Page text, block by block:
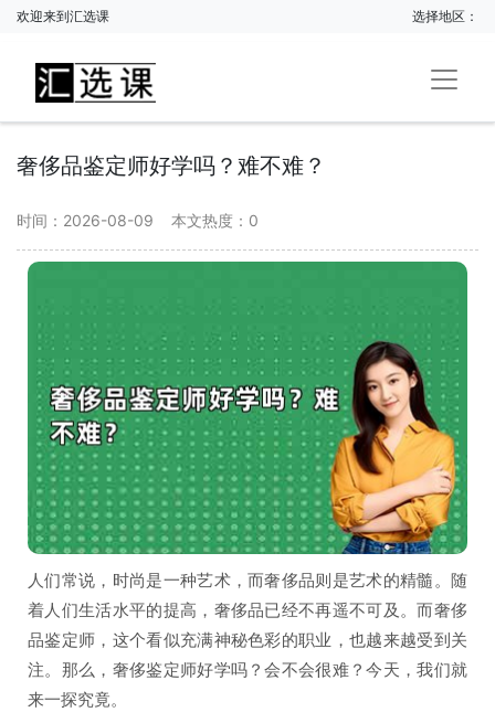
欢迎来到汇选课 选择地区：
奢侈品鉴定师好学吗？难不难？
时间：2026-08-09 本文热度： 0
人们常说，时尚是一种艺术，而奢侈品则是艺术的精髓。随
着人们生活水平的提高，奢侈品已经不再遥不可及。而奢侈
品鉴定师，这个看似充满神秘色彩的职业，也越来越受到关
注。那么，奢侈鉴定师好学吗？会不会很难？今天，我们就
来一探究竟。